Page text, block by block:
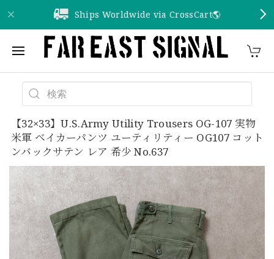
Ships Worldwide via CrossCart🌎️
【32×33】U.S.Army Utility Trousers OG-107 実物
米軍 ベイカーパンツ ユーティリティー OG107 コット
ンバックサテン レア 希少 No.637